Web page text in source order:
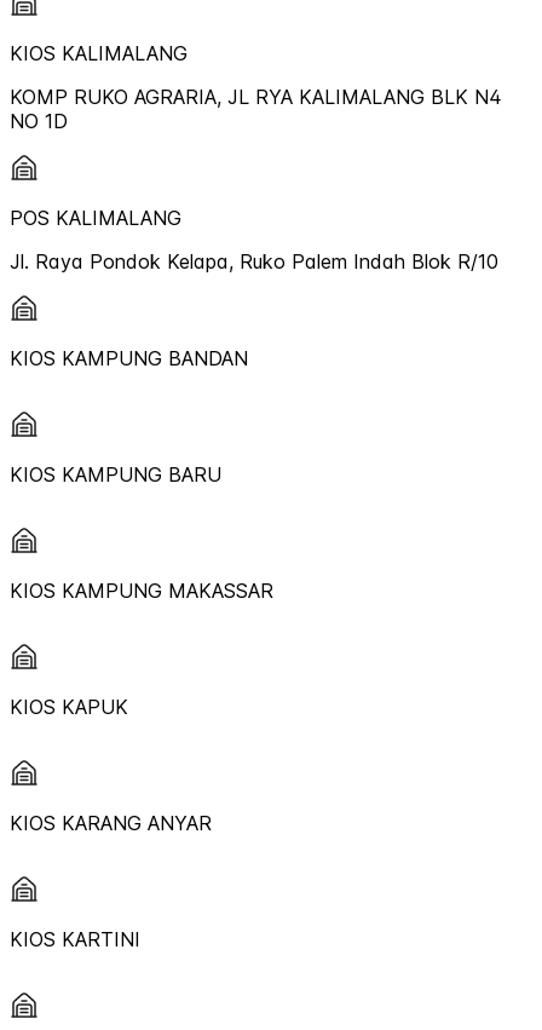
KIOS KALIMALANG
KOMP RUKO AGRARIA, JL RYA KALIMALANG BLK N4
NO 1D
POS KALIMALANG
Jl. Raya Pondok Kelapa, Ruko Palem Indah Blok R/10
KIOS KAMPUNG BANDAN
KIOS KAMPUNG BARU
KIOS KAMPUNG MAKASSAR
KIOS KAPUK
KIOS KARANG ANYAR
KIOS KARTINI